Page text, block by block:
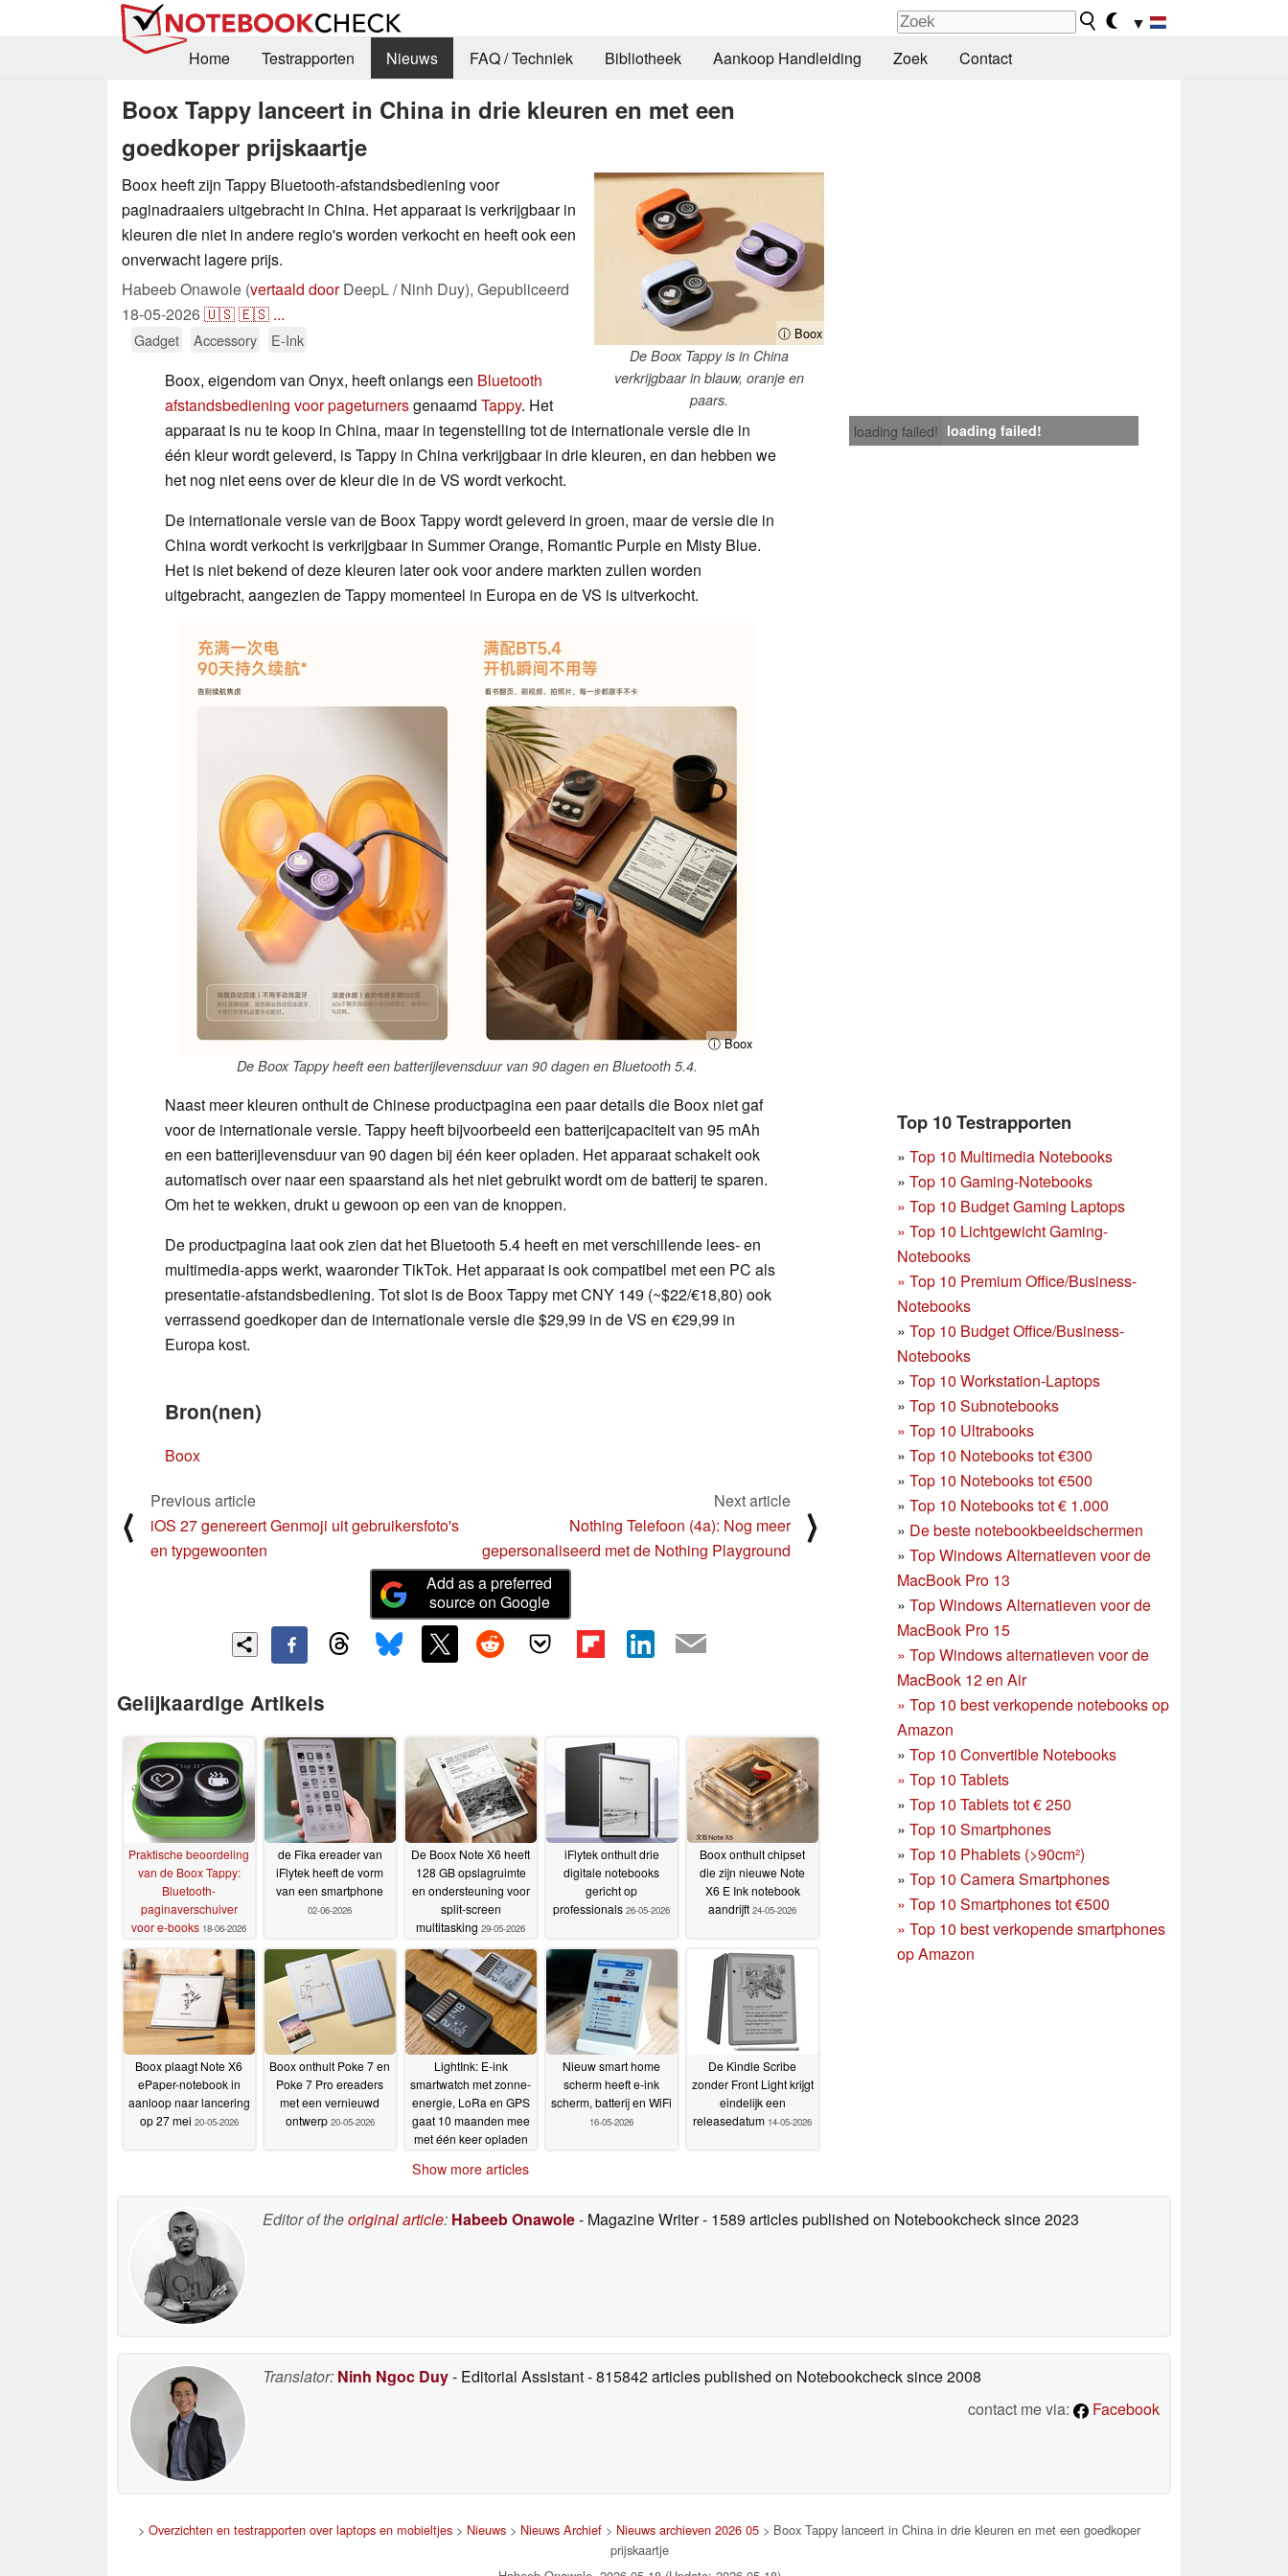
▼
Home
Testrapporten Nieuws FAQ / Techniek Bibliotheek Aankoop Handleiding Zoek Contact
Boox Tappy lanceert in China in drie kleuren en met een
goedkoper prijskaartje
ⓘ Boox
De Boox Tappy is in China
verkrijgbaar in blauw, oranje en
paars.
Boox heeft zijn Tappy Bluetooth-afstandsbediening voor
paginadraaiers uitgebracht in China. Het apparaat is verkrijgbaar in
kleuren die niet in andere regio's worden verkocht en heeft ook een
onverwacht lagere prijs.
Habeeb Onawole (vertaald doorDeepL / Ninh Duy), Gepubliceerd
18-05-2026🇺🇸🇪🇸 ...
Gadget Accessory E-Ink
loading failed! loading failed!
Boox, eigendom van Onyx, heeft onlangs een Bluetooth
afstandsbediening voor pageturnersgenaamd Tappy. Het
apparaat is nu te koop in China, maar in tegenstelling tot de internationale versie die in
één kleur wordt geleverd, is Tappy in China verkrijgbaar in drie kleuren, en dan hebben we
het nog niet eens over de kleur die in de VS wordt verkocht.
De internationale versie van de Boox Tappy wordt geleverd in groen, maar de versie die in
China wordt verkocht is verkrijgbaar in Summer Orange, Romantic Purple en Misty Blue.
Het is niet bekend of deze kleuren later ook voor andere markten zullen worden
uitgebracht, aangezien de Tappy momenteel in Europa en de VS is uitverkocht.
ⓘ Boox
De Boox Tappy heeft een batterijlevensduur van 90 dagen en Bluetooth 5.4.
Top 10 Testrapporten
» Top 10 Multimedia Notebooks
» Top 10 Gaming-Notebooks
» Top 10 Budget Gaming Laptops
» Top 10 Lichtgewicht Gaming-
Notebooks
» Top 10 Premium Office/Business-
Notebooks
» Top 10 Budget Office/Business-
Notebooks
» Top 10 Workstation-Laptops
» Top 10 Subnotebooks
» Top 10 Ultrabooks
» Top 10 Notebooks tot €300
» Top 10 Notebooks tot €500
» Top 10 Notebooks tot € 1.000
» De beste notebookbeeldschermen
» Top Windows Alternatieven voor de
MacBook Pro 13
» Top Windows Alternatieven voor de
MacBook Pro 15
» Top Windows alternatieven voor de
MacBook 12 en Air
» Top 10 best verkopende notebooks op
Amazon
» Top 10 Convertible Notebooks
» Top 10 Tablets
» Top 10 Tablets tot € 250
» Top 10 Smartphones
» Top 10 Phablets (>90cm²)
» Top 10 Camera Smartphones
» Top 10 Smartphones tot €500
» Top 10 best verkopende smartphones
op Amazon
Naast meer kleuren onthult de Chinese productpagina een paar details die Boox niet gaf
voor de internationale versie. Tappy heeft bijvoorbeeld een batterijcapaciteit van 95 mAh
en een batterijlevensduur van 90 dagen bij één keer opladen. Het apparaat schakelt ook
automatisch over naar een spaarstand als het niet gebruikt wordt om de batterij te sparen.
Om het te wekken, drukt u gewoon op een van de knoppen.
De productpagina laat ook zien dat het Bluetooth 5.4 heeft en met verschillende lees- en
multimedia-apps werkt, waaronder TikTok. Het apparaat is ook compatibel met een PC als
presentatie-afstandsbediening. Tot slot is de Boox Tappy met CNY 149 (~$22/€18,80) ook
verrassend goedkoper dan de internationale versie die $29,99 in de VS en €29,99 in
Europa kost.
Bron(nen)
Boox
⟨
Previous article
iOS 27 genereert Genmoji uit gebruikersfoto's
en typgewoonten
Next article
Nothing Telefoon (4a): Nog meer
gepersonaliseerd met de Nothing Playground
⟩
Add as a preferred
source on Google
Gelijkaardige Artikels
Praktische beoordeling
van de Boox Tappy:
Bluetooth-
paginaverschuiver
voor e-books 18-06-2026
de Fika ereader van
iFlytek heeft de vorm
van een smartphone
02-06-2026
De Boox Note X6 heeft
128 GB opslagruimte
en ondersteuning voor
split-screen
multitasking 29-05-2026
iFlytek onthult drie
digitale notebooks
gericht op
professionals 26-05-2026
Boox onthult chipset
die zijn nieuwe Note
X6 E Ink notebook
aandrijft 24-05-2026
Boox plaagt Note X6
ePaper-notebook in
aanloop naar lancering
op 27 mei 20-05-2026
Boox onthult Poke 7 en
Poke 7 Pro ereaders
met een vernieuwd
ontwerp 20-05-2026
LightInk: E-ink
smartwatch met zonne-
energie, LoRa en GPS
gaat 10 maanden mee
met één keer opladen
Nieuw smart home
scherm heeft e-ink
scherm, batterij en WiFi
16-05-2026
De Kindle Scribe
zonder Front Light krijgt
eindelijk een
releasedatum 14-05-2026
Show more articles
Editor of theoriginal article: Habeeb Onawole- Magazine Writer- 1589 articles published on Notebookchecksince 2023
Translator: Ninh Ngoc Duy- Editorial Assistant- 815842 articles published on Notebookchecksince 2008
contact me via:
Facebook
> Overzichten en testrapporten over laptops en mobieltjes > Nieuws > Nieuws Archief > Nieuws archieven 2026 05 > Boox Tappy lanceert in China in drie kleuren en met een goedkoper
prijskaartje